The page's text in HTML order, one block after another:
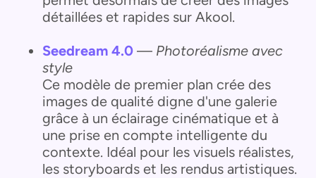
détaillées et rapides sur Akool.
Seedream 4.0 — Photoréalisme avec
style
Ce modèle de premier plan crée des
images de qualité digne d'une galerie
grâce à un éclairage cinématique et à
une prise en compte intelligente du
contexte. Idéal pour les visuels réalistes,
les storyboards et les rendus artistiques.